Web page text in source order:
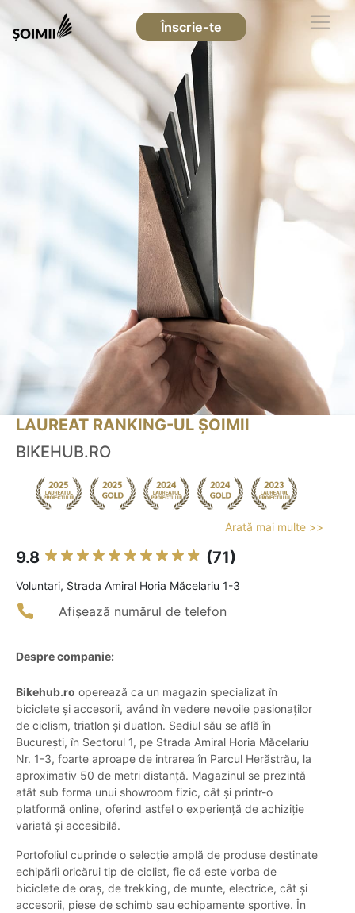
Înscrie-te
LAUREAT RANKING-UL ȘOIMII
BIKEHUB.RO
Arată mai multe >>
9.8 (71)
Voluntari, Strada Amiral Horia Măcelariu 1-3
Afișează numărul de telefon
Despre companie:
Bikehub.ro operează ca un magazin specializat în
biciclete și accesorii, având în vedere nevoile pasionaților
de ciclism, triatlon și duatlon. Sediul său se află în
București, în Sectorul 1, pe Strada Amiral Horia Măcelariu
Nr. 1-3, foarte aproape de intrarea în Parcul Herăstrău, la
aproximativ 50 de metri distanță. Magazinul se prezintă
atât sub forma unui showroom fizic, cât și printr-o
platformă online, oferind astfel o experiență de achiziție
variată și accesibilă.
Portofoliul cuprinde o selecție amplă de produse destinate
echipării oricărui tip de ciclist, fie că este vorba de
biciclete de oraș, de trekking, de munte, electrice, cât și
accesorii, piese de schimb sau echipamente sportive. În